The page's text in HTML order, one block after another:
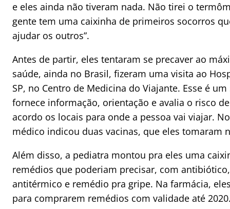
e eles ainda não tiveram nada. Não tirei o
gente tem uma caixinha de primeiros socorros
ajudar os outros”.
Antes de partir, eles tentaram se precaver ao
saúde, ainda no Brasil, fizeram uma visita ao
SP, no Centro de Medicina do Viajante. Esse é
fornece informação, orientação e avalia o risco
acordo os locais para onde a pessoa vai viajar.
médico indicou duas vacinas, que eles tomaram
Além disso, a pediatra montou pra eles uma
remédios que poderiam precisar, com
antitérmico e remédio pra gripe. Na farmácia,
para comprarem remédios com validade até